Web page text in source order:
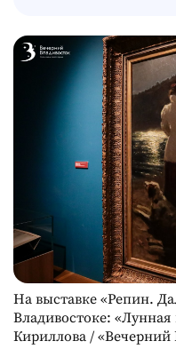
На выставке «Репин.
Владивостоке:
Кириллова / «Вечерний